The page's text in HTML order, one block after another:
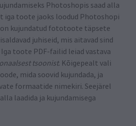
Photoshopis saad alla
iga toote jaoks loodud Photoshopi
kujundatud fototoote täpsete
juhiseid, mis aitavad sind
toote PDF-failid leiad vastava
tsoonist. Kõigepealt vali
mida soovid kujundada, ja
formaatide nimekiri. Seejärel
laadida ja kujundamisega